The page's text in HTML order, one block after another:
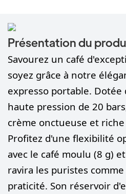
Présentation du
Savourez un café
soyez grâce à notre
expresso portable.
haute pression de 20
crème onctueuse et
Profitez d'une flexibilité
avec le café moulu (8 g)
ravira les puristes
praticité. Son réservoir